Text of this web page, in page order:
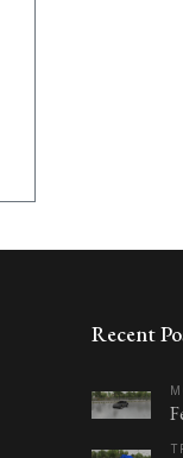
Recent